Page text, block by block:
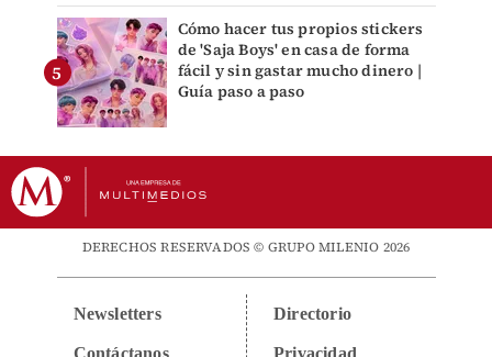
Cómo hacer tus propios stickers
de 'Saja Boys' en casa de forma
fácil y sin gastar mucho dinero |
Guía paso a paso
DERECHOS RESERVADOS © GRUPO MILENIO 2026
Newsletters
Contáctanos
Directorio
Privacidad